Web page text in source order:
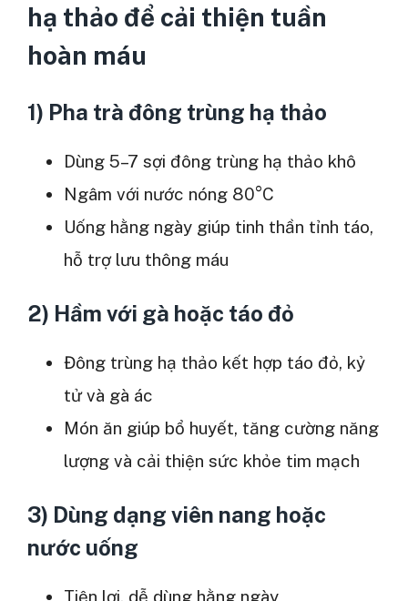
hạ thảo để cải thiện tuần
hoàn máu
1) Pha trà đông trùng hạ thảo
Dùng 5–7 sợi đông trùng hạ thảo khô
Ngâm với nước nóng 80°C
Uống hằng ngày giúp tinh thần tỉnh táo,
hỗ trợ lưu thông máu
2) Hầm với gà hoặc táo đỏ
Đông trùng hạ thảo kết hợp táo đỏ, kỷ
tử và gà ác
Món ăn giúp bổ huyết, tăng cường năng
lượng và cải thiện sức khỏe tim mạch
3) Dùng dạng viên nang hoặc
nước uống
Tiện lợi, dễ dùng hằng ngày